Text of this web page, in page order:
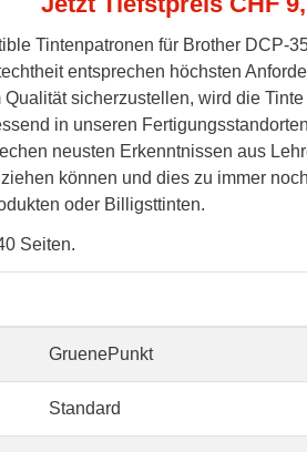
Tintenpatronen für Brother DCP-
entsprechen höchsten
sicherzustellen, wird die
in unseren
neusten Erkenntnissen aus
können und dies zu immer
oder Billigsttinten.
Seiten.
GruenePunkt
Standard